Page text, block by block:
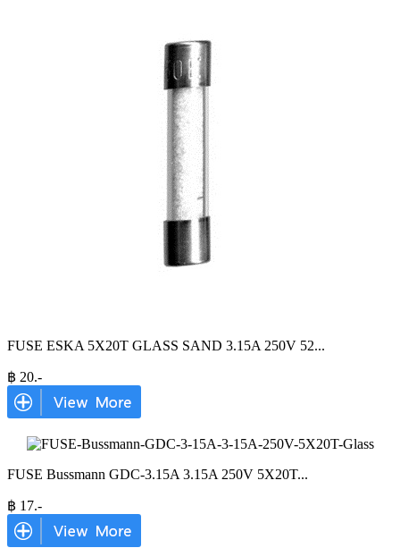
FUSE ESKA 5X20T GLASS SAND 3.15A 250V 52...
฿ 20.-
FUSE Bussmann GDC-3.15A 3.15A 250V 5X20T...
฿ 17.-